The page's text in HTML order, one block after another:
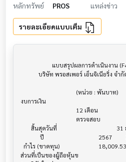
หลักทรัพย์ PROS แหล่งข่าว
รายละเอียดแบบเต็ม
งบการเงิน
ส่วนที่เป็นของผู้ถือหุ้นข